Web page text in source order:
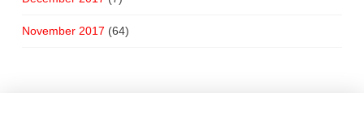
November 2017 (64)